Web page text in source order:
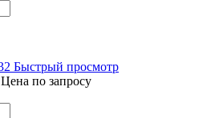
Быстрый просмотр
Цена по запросу